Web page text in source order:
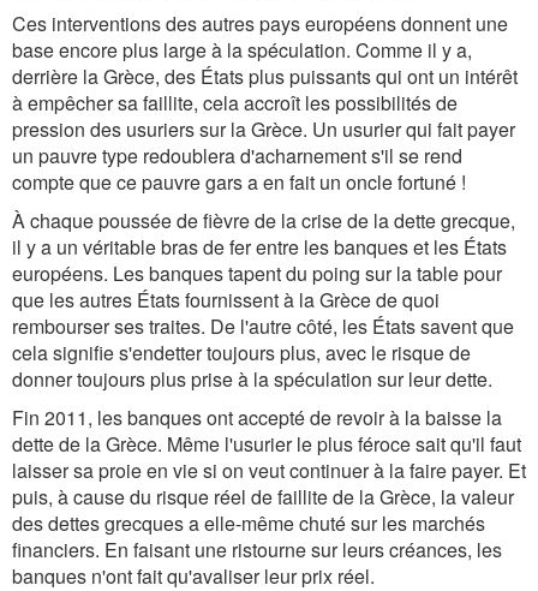
Ces interventions des autres pays européens donnent une
base encore plus large à la spéculation. Comme il y a,
derrière la Grèce, des États plus puissants qui ont un intérêt
à empêcher sa faillite, cela accroît les possibilités de
pression des usuriers sur la Grèce. Un usurier qui fait payer
un pauvre type redoublera d'acharnement s'il se rend
compte que ce pauvre gars a en fait un oncle fortuné !
À chaque poussée de fièvre de la crise de la dette grecque,
il y a un véritable bras de fer entre les banques et les États
européens. Les banques tapent du poing sur la table pour
que les autres États fournissent à la Grèce de quoi
rembourser ses traites. De l'autre côté, les États savent que
cela signifie s'endetter toujours plus, avec le risque de
donner toujours plus prise à la spéculation sur leur dette.
Fin 2011, les banques ont accepté de revoir à la baisse la
dette de la Grèce. Même l'usurier le plus féroce sait qu'il faut
laisser sa proie en vie si on veut continuer à la faire payer. Et
puis, à cause du risque réel de faillite de la Grèce, la valeur
des dettes grecques a elle-même chuté sur les marchés
financiers. En faisant une ristourne sur leurs créances, les
banques n'ont fait qu'avaliser leur prix réel.